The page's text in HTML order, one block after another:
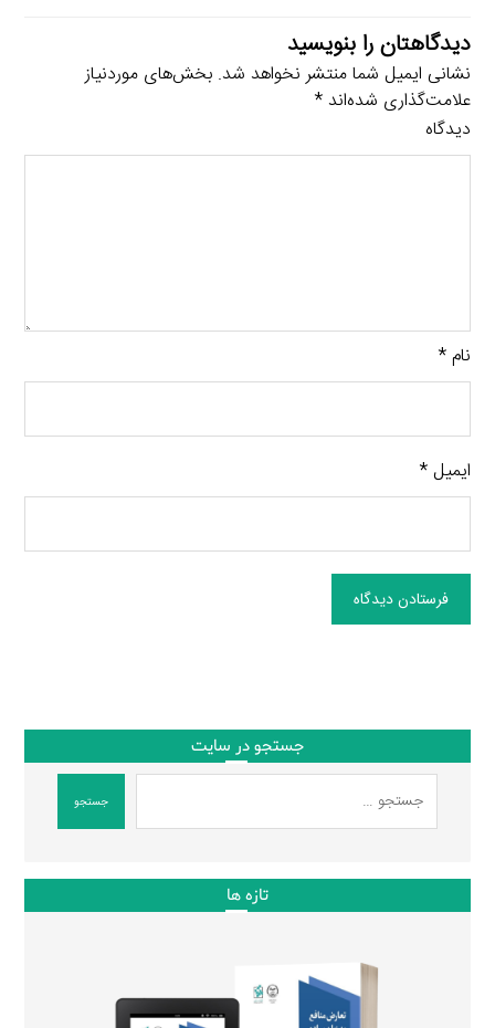
دیدگاهتان را بنویسید
نشانی ایمیل شما منتشر نخواهد شد. بخش‌های موردنیاز
علامت‌گذاری شده‌اند*
دیدگاه
نام*
ایمیل*
فرستادن دیدگاه
جستجو در سایت
جستجو
تازه ها